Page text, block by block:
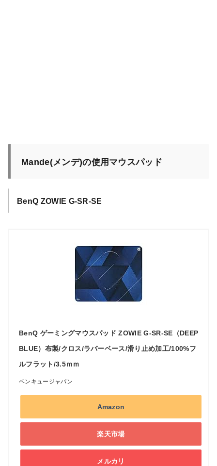
Mande(メンデ)の使用マウスパッド
BenQ ZOWIE G-SR-SE
BenQ ゲーミングマウスパッド ZOWIE G-SR-SE（DEEP
BLUE）布製/クロス/ラバーベース/滑り止め加工/100%フ
ルフラット/3.5ｍｍ
ベンキュージャパン
Amazon
楽天市場
メルカリ